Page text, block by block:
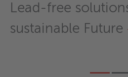
Your Non-
Centre for